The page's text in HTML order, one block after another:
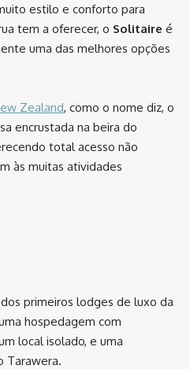
estilo e conforto para
tem a oferecer, o Solitaire é
uma das melhores opções
Zealand, como o nome diz, o
encrustada na beira do
total acesso não
às muitas atividades
primeiros lodges de luxo da
hospedagem com
local isolado, e uma
Tarawera.